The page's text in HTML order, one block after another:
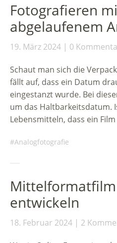
Fotografieren
abgelaufenem
19. März 2024 0
Schaut man sich die
fällt auf, dass ein Datum
eingestanzt wurde. Bei
um das Haltbarkeitsdatum.
Lebensmitteln, dass ein
Analogfotografie
Mittelformatfilm
entwickeln
18. Februar 2024 2